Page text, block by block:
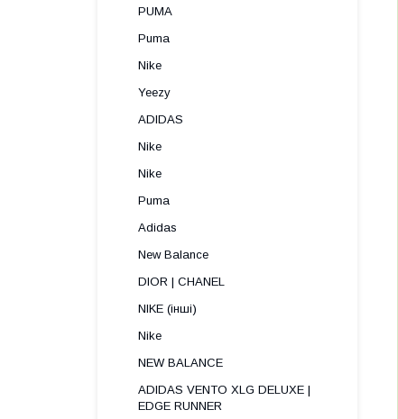
PUMA
Puma
Nike
Yeezy
ADIDAS
Nike
Nike
Puma
Adidas
New Balance
DIOR | CHANEL
NIKE (інші)
Nike
NEW BALANCE
ADIDAS VENTO XLG DELUXE |
EDGE RUNNER